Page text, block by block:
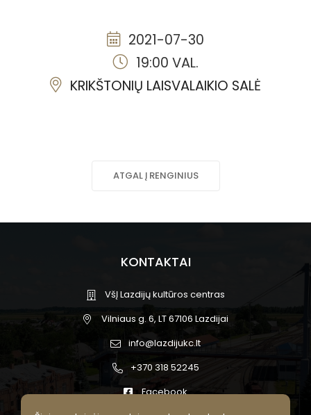
2021-07-30
19:00 VAL.
KRIKŠTONIŲ LAISVALAIKIO SALĖ
ATGAL Į RENGINIUS
KONTAKTAI
VšĮ Lazdijų kultūros centras
Vilniaus g. 6, LT 67106 Lazdijai
info@lazdijukc.lt
+370 318 52245
Facebook